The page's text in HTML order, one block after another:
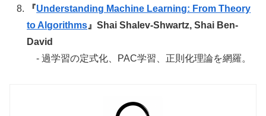
『Understanding Machine Learning: From Theory
to Algorithms 』Shai Shalev-Shwartz, Shai Ben-
David
- 過学習の定式化、PAC学習、正則化理論を網羅。